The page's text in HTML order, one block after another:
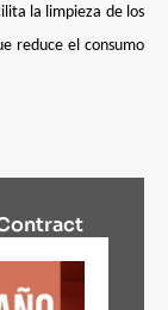
la limpieza de los
reduce el consumo